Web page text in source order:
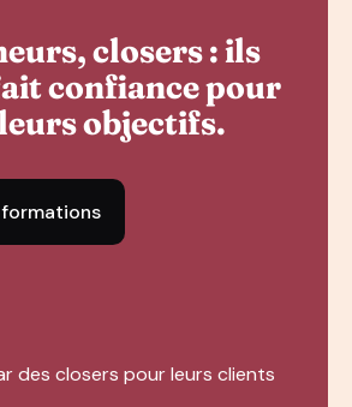
closers : ils
confiance pour
objectifs.
des closers pour leurs clients